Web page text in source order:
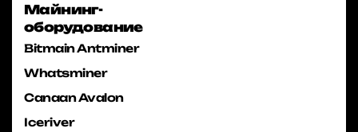
Майнинг-
оборудование
Bitmain Antminer
Whatsminer
Canaan Avalon
Iceriver